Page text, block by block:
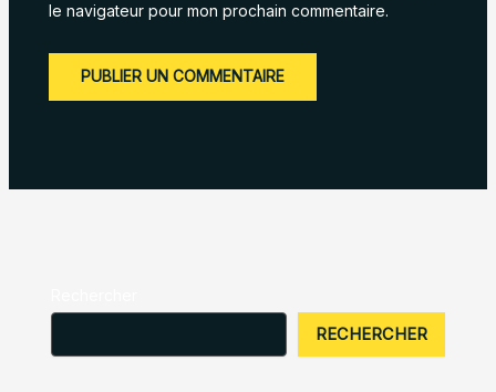
le navigateur pour mon prochain commentaire.
RECHERCHER